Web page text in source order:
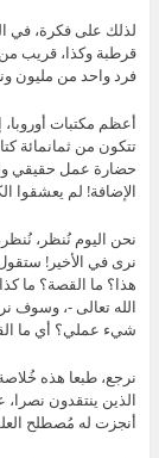
لذلك على فكرة، في
قرطبة وكذا، قريب
فرد واحد من مليون
أعظم مكتبات أوروبا،
تتكون من ثمانمائة
حضارة عمل حقيقي
الإضافة! لم يعشقوا
نحن اليوم نُنظر،
نرى في الأخير!
هذا؟ ما القصة؟ ما
الله تعالى -، وسوف
شيء عملي؟ أي ما
نرجع، طبعا هذه
الذين ينتقدون نصرا،
أنجزت له مُصطلح